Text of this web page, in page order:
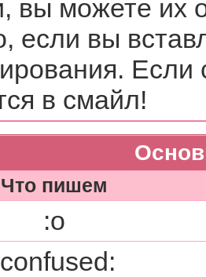
вы можете их
если вы
в смайл!
Что пишем
:o